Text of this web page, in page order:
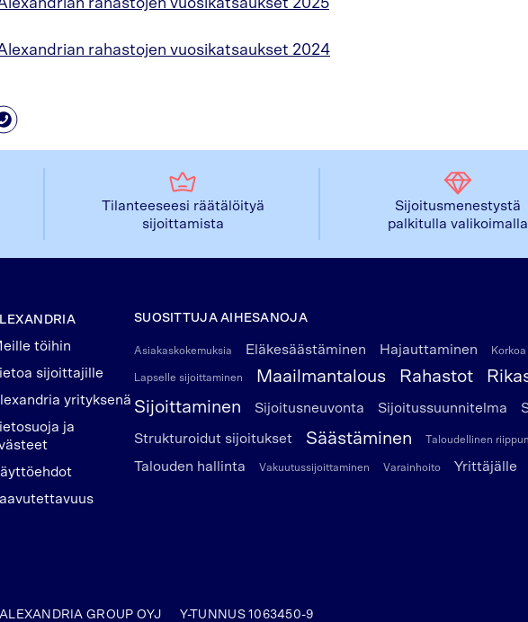
rahastojen vuosikatsaukset 2025
rahastojen vuosikatsaukset 2024
Tilanteeseesi räätälöityä
sijoittamista
Sijoitusmenestystä
palkitulla valikoimalla
töihin
sijoittajille
yrityksenä
ja
SUOSITTUJA AIHESANOJA
Asiakaskokemuksia Eläkesäästäminen Hajauttaminen
Lapselle sijoittaminen Maailmantalous Rahastot
Sijoittaminen
Sijoitusneuvonta Sijoitussuunnitelma
Strukturoidut sijoitukset Säästäminen Taloudellinen
Talouden hallinta Vakuutussijoittaminen Varainhoito Yrittäjälle
GROUP OYJ Y-TUNNUS 1063450-9